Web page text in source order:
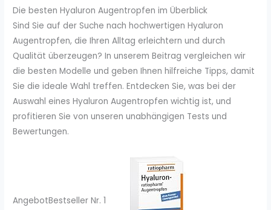
Die besten Hyaluron Augentropfen im Überblick
Sind Sie auf der Suche nach hochwertigen Hyaluron
Augentropfen, die Ihren Alltag erleichtern und durch
Qualität überzeugen? In unserem Beitrag vergleichen wir
die besten Modelle und geben Ihnen hilfreiche Tipps, damit
Sie die ideale Wahl treffen. Entdecken Sie, was bei der
Auswahl eines Hyaluron Augentropfen wichtig ist, und
profitieren Sie von unseren unabhängigen Tests und
Bewertungen.
AngebotBestseller Nr. 1